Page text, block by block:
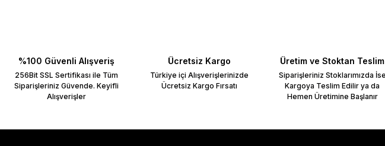
%100 Güvenli Alışveriş
256Bit SSL Sertifikası ile Tüm
Siparişleriniz Güvende. Keyifli
Alışverişler
Ücretsiz Kargo
Türkiye içi Alışverişlerinizde
Ücretsiz Kargo Fırsatı
Üretim ve Stoktan Teslim
Siparişleriniz Stoklarımızda İse
Kargoya Teslim Edilir ya da
Hemen Üretimine Başlanır